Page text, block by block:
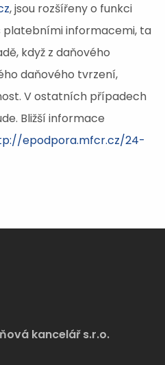
, jsou rozšířeny o funkci
platebními informacemi, ta
když z daňového
daňového tvrzení,
V ostatních případech
Bližší informace
epodpora.mfcr.cz/24-
kancelář s.r.o.